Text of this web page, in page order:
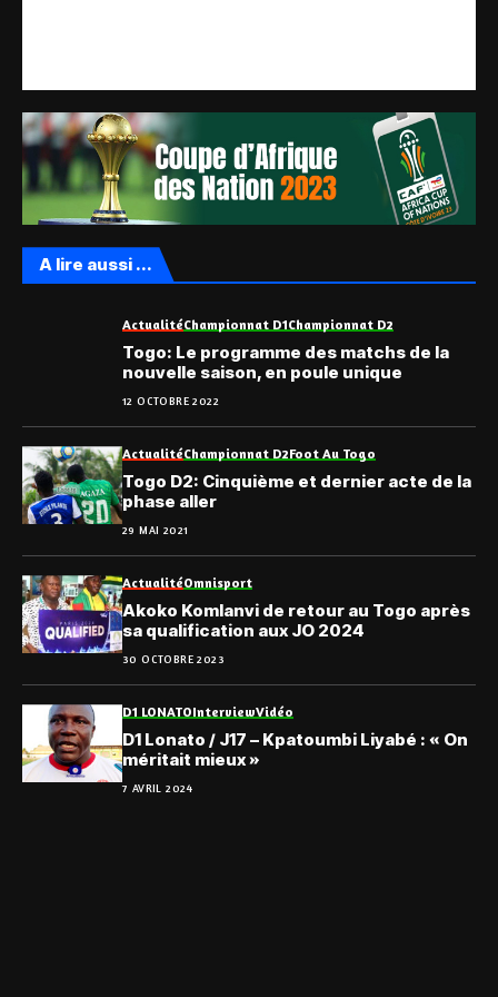
A lire aussi ...
ActualitéChampionnat D1Championnat D2
Togo: Le programme des matchs de la
nouvelle saison, en poule unique
12 OCTOBRE 2022
ActualitéChampionnat D2Foot Au Togo
Togo D2: Cinquième et dernier acte de la
phase aller
29 MAI 2021
ActualitéOmnisport
Akoko Komlanvi de retour au Togo après
sa qualification aux JO 2024
30 OCTOBRE 2023
D1 LONATOInterviewVidéo
D1 Lonato / J17 – Kpatoumbi Liyabé : « On
méritait mieux »
7 AVRIL 2024